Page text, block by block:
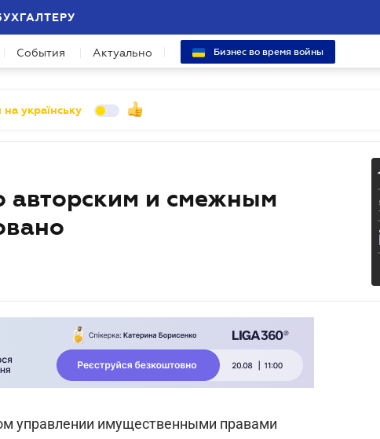
События Актуально Бизнес во время войны
українську
авторским и смежным
управлении имущественными правами